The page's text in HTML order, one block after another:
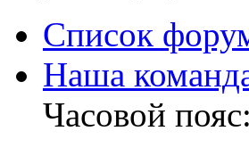
Список
Наша
Часовой